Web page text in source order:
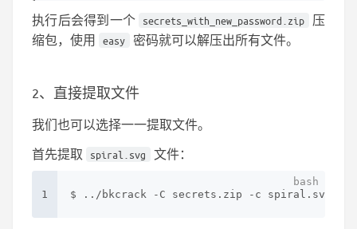
执行后会得到一个 secrets_with_new_password.zip
压
缩包，使用
easy 密码就可以解压出所有文件。
2、直接提取文件
我们也可以选择一一提取文件。
首先提取 spiral.svg 文件：
1 $ ../bkcrack -C secrets.zip -c spiral.svg -k